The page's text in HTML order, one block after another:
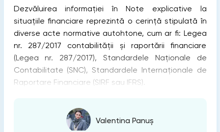
Dezvăluirea informației în Note explicative la
situațiile financiare reprezintă o cerință stipulată în
diverse acte normative autohtone, cum ar fi: Legea
nr. 287/2017 contabilității și raportării financiare
(Legea nr. 287/2017), Standardele Naționale de
Contabilitate (SNC), Standardele Internaționale de
Raportare Financiare (SIRF sau IFRS).
Valentina Panuș